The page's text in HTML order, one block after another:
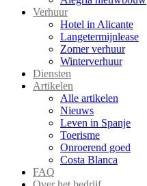
Verhuur
Hotel in Alicante
Langetermijnlease
Zomer verhuur
Winterverhuur
Diensten
Artikelen
Alle artikelen
Nieuws
Leven in Spanje
Toerisme
Onroerend goed
Costa Blanca
FAQ